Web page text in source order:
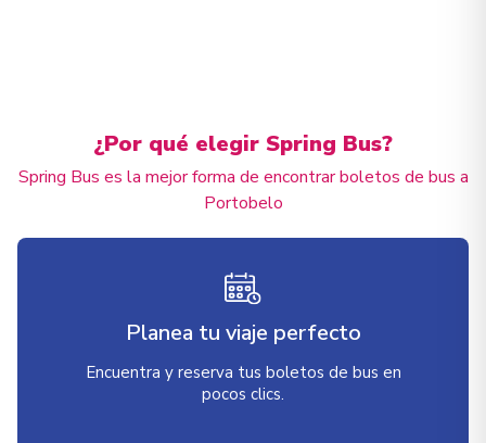
¿Por qué elegir Spring Bus?
Spring Bus es la mejor forma de encontrar boletos de bus a
Portobelo
Planea tu viaje perfecto
Encuentra y reserva tus boletos de bus en
pocos clics.